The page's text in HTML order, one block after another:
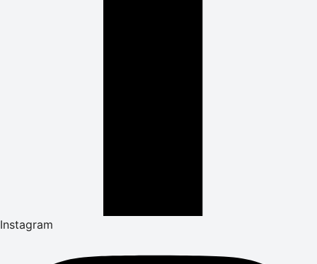
Instagram